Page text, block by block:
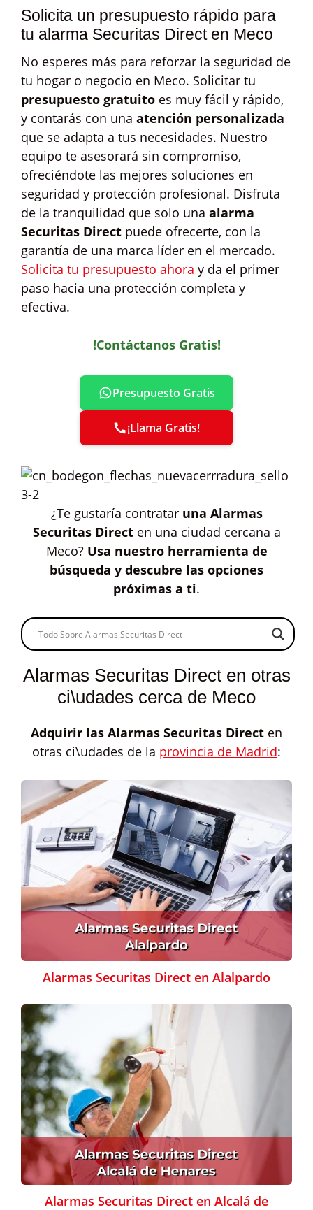
Solicita un presupuesto rápido para
tu alarma Securitas Direct en Meco
No esperes más para reforzar la seguridad de
tu hogar o negocio en Meco. Solicitar tu
presupuesto gratuito es muy fácil y rápido,
y contarás con una atención personalizada
que se adapta a tus necesidades. Nuestro
equipo te asesorará sin compromiso,
ofreciéndote las mejores soluciones en
seguridad y protección profesional. Disfruta
de la tranquilidad que solo una alarma
Securitas Direct puede ofrecerte, con la
garantía de una marca líder en el mercado.
Solicita tu presupuesto ahora y da el primer
paso hacia una protección completa y
efectiva.
!Contáctanos Gratis!
Presupuesto Gratis
¡Llama Gratis!
¿Te gustaría contratar una Alarmas
Securitas Directen una ciudad cercana a
Meco? Usa nuestro herramienta de
búsqueda y descubre las opciones
próximas a ti.
Alarmas Securitas Direct en otras
ci\udades cerca de Meco
Adquirir las Alarmas Securitas Direct en
otras ci\udades de la provincia de Madrid:
Alarmas Securitas Direct en Alalpardo
Alarmas Securitas Direct en Alcalá de